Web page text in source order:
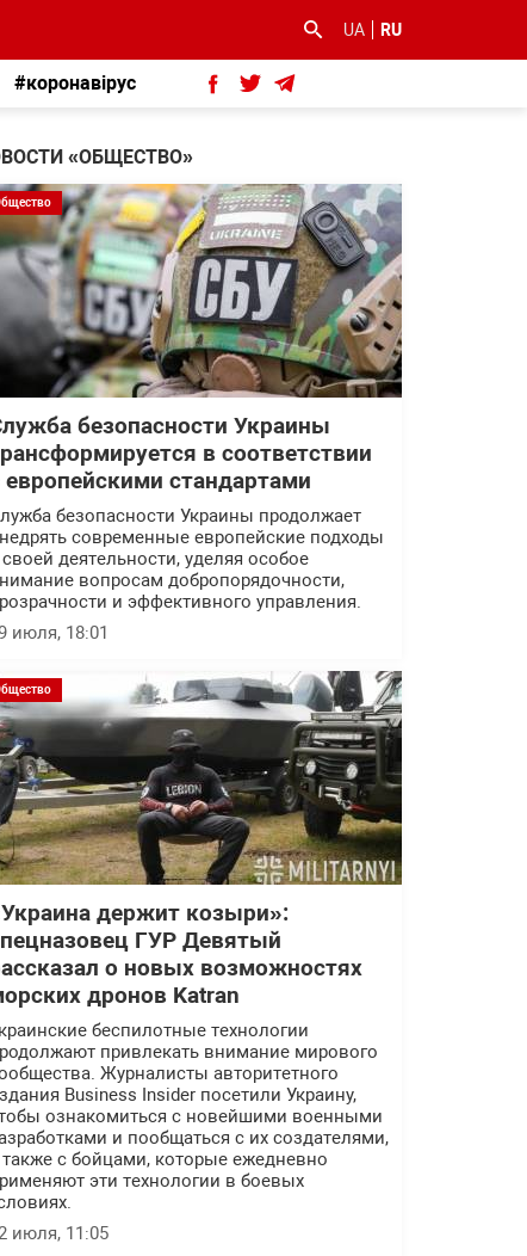
UA RU
#коронавірус
«ОБЩЕСТВО»
безопасности Украины
в соответствии
европейскими стандартами
безопасности Украины продолжает
современные европейские подходы
своей деятельности, уделяя особое
вопросам добропорядочности,
и эффективного управления.
июля, 18:01
держит козыри»:
ГУР Девятый
о новых возможностях
дронов Katran
беспилотные технологии
привлекать внимание мирового
Журналисты авторитетного
Business Insider посетили Украину,
ознакомиться с новейшими военными
и пообщаться с их создателями,
с бойцами, которые ежедневно
эти технологии в боевых
июля, 11:05